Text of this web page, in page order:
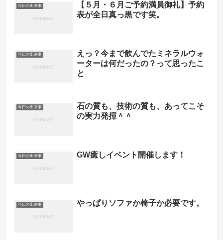
今日の出来事
【５月・６月ご予約満員御礼】予約
表が全日真っ黒です笑。
今日の出来事
えっ？今まで飲んでたミネラルウォ
ーターは何だったの？って思ったこ
と
今日の出来事
石の質も、技術の質も、あってこそ
の実力発揮＾＾
今日の出来事 GW癒しイベント開催します！
今日の出来事 やっぱりソファか椅子か必要です。